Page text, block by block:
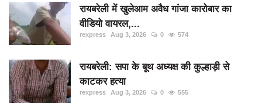
रायबरेली में खुलेआम अवैध गांजा कारोबार का
वीडियो वायरल,...
rexpress Aug 3, 2026 0 574
रायबरेली: सपा के बूथ अध्यक्ष की कुल्हाड़ी से
काटकर हत्या
rexpress Aug 3, 2026 0 555